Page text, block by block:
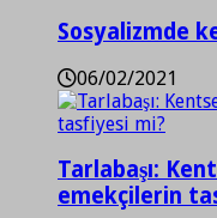
Sosyalizmde
06/02/2021
Tarlabaşı:
emekçilerin